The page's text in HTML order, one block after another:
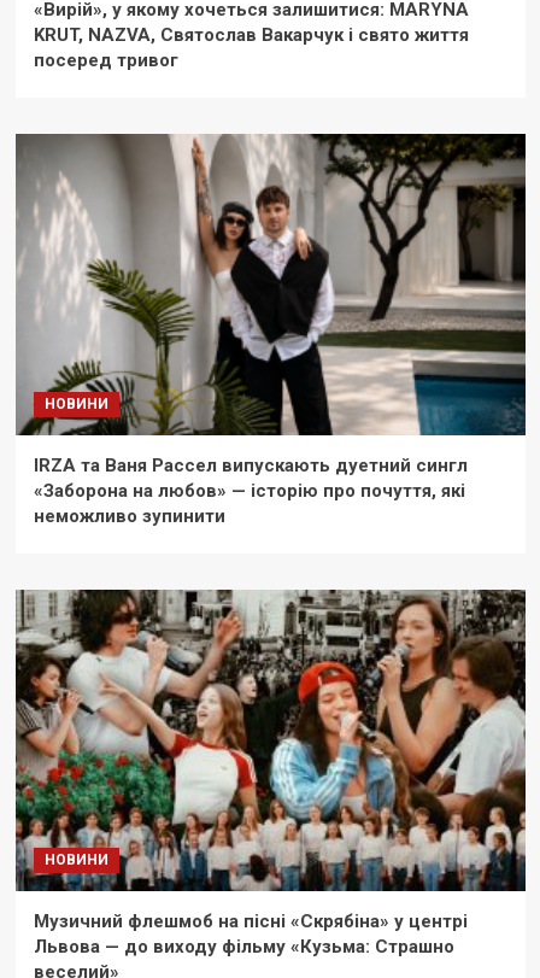
«Вирій», у якому хочеться залишитися: MARYNA
KRUT, NAZVA, Святослав Вакарчук і свято життя
посеред тривог
НОВИНИ
IRZA та Ваня Рассел випускають дуетний сингл
«Заборона на любов» — історію про почуття, які
неможливо зупинити
НОВИНИ
Музичний флешмоб на пісні «Скрябіна» у центрі
Львова — до виходу фільму «Кузьма: Страшно
веселий»